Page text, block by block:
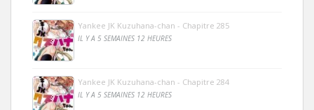
Yankee JK Kuzuhana-chan - Chapitre 285
IL Y A 5 SEMAINES 12 HEURES
Yankee JK Kuzuhana-chan - Chapitre 284
IL Y A 5 SEMAINES 12 HEURES